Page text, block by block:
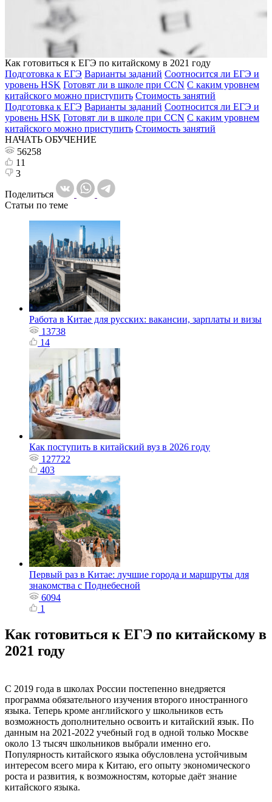
Как готовиться к ЕГЭ по китайскому в 2021 году
Подготовка к ЕГЭ Варианты заданий Соотносится ли ЕГЭ и
уровень HSK Готовят ли в школе при CCN С каким уровнем
китайского можно приступить Стоимость занятий
Подготовка к ЕГЭ Варианты заданий Соотносится ли ЕГЭ и
уровень HSK Готовят ли в школе при CCN С каким уровнем
китайского можно приступить Стоимость занятий
НАЧАТЬ ОБУЧЕНИЕ
56258
11
3
Поделиться
Статьи по теме
Работа в Китае для русских: вакансии, зарплаты и визы
13738
14
Как поступить в китайский вуз в 2026 году
127722
403
Первый раз в Китае: лучшие города и маршруты для
знакомства с Поднебесной
6094
1
Как готовиться к ЕГЭ по китайскому в
2021 году
С 2019 года в школах России постепенно внедряется
программа обязательного изучения второго иностранного
языка. Теперь кроме английского у школьников есть
возможность дополнительно освоить и китайский язык. По
данным на 2021-2022 учебный год в одной только Москве
около 13 тысяч школьников выбрали именно его.
Популярность китайского языка обусловлена устойчивым
интересом всего мира к Китаю, его опыту экономического
роста и развития, к возможностям, которые даёт знание
китайского языка.